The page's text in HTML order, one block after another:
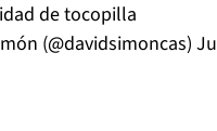
de tocopilla
(@davidsimoncas)